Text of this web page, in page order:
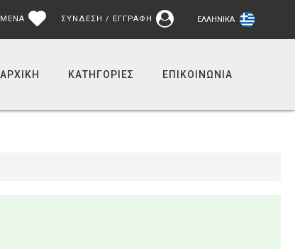
ΕΛΛΗΝΙΚΆ
ΣΥΝΔΕΣΗ / ΕΓΓΡΑΦΗ
ΑΡΧΙΚΉ ΚΑΤΗΓΟΡΙΕΣ ΕΠΙΚΟΙΝΩΝΊΑ